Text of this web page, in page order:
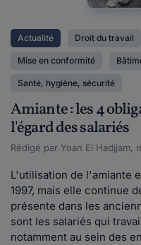
Actualité Droit du travail
Mise en conformité
Santé, hygiène, sécurité
Amiante : les 4
l'égard des salariés
Rédigé par Yoan El Hadjjam,
L'utilisation de l'amiante
1997, mais elle continue
présente dans les
sont les salariés qui
notamment au sein des